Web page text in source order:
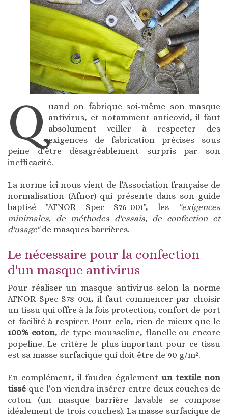
Q uand on fabrique soi-même son masque
antivirus, et notamment anticovid, il faut
absolument veiller à respecter des
exigences de fabrication précises sous
peine d'être désagréablement surpris par son
inefficacité.
La norme ici nous vient de l'Association française de
normalisation (Afnor) qui présente dans son guide
baptisé "AFNOR Spec S76-001", les
"exigences
minimales, de méthodes d'essais, de confection et
d'usage"de masques barrières.
Le nécessaire pour la confection
d'un masque antivirus
Pour réaliser un masque antivirus selon la norme
AFNOR Spec S78-001, il faut commencer par choisir
un tissu qui offre à la fois protection, confort de port
et facilité à respirer. Pour cela, rien de mieux que le
100% coton, de type mousseline, flanelle ou encore
popeline. Le critère le plus important pour ce tissu
est sa masse surfacique qui doit être de 90 g/m².
En complément, il faudra également un textile non
tissé que l'on viendra insérer entre deux couches de
coton (un masque barrière lavable se compose
idéalement de trois couches). La masse surfacique de